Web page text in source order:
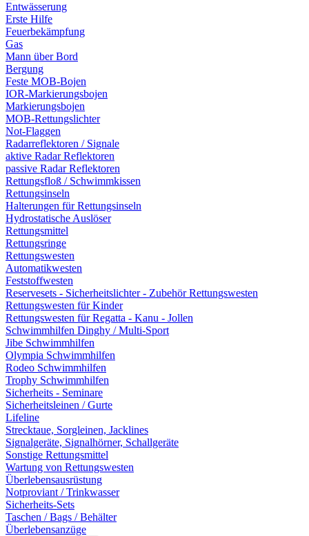
Entwässerung
Erste Hilfe
Feuerbekämpfung
Gas
Mann über Bord
Bergung
Feste MOB-Bojen
IOR-Markierungsbojen
Markierungsbojen
MOB-Rettungslichter
Not-Flaggen
Radarreflektoren / Signale
aktive Radar Reflektoren
passive Radar Reflektoren
Rettungsfloß / Schwimmkissen
Rettungsinseln
Halterungen für Rettungsinseln
Hydrostatische Auslöser
Rettungsmittel
Rettungsringe
Rettungswesten
Automatikwesten
Feststoffwesten
Reservesets - Sicherheitslichter - Zubehör Rettungswesten
Rettungswesten für Kinder
Rettungswesten für Regatta - Kanu - Jollen
Schwimmhilfen Dinghy / Multi-Sport
Jibe Schwimmhilfen
Olympia Schwimmhilfen
Rodeo Schwimmhilfen
Trophy Schwimmhilfen
Sicherheits - Seminare
Sicherheitsleinen / Gurte
Lifeline
Strecktaue, Sorgleinen, Jacklines
Signalgeräte, Signalhörner, Schallgeräte
Sonstige Rettungsmittel
Wartung von Rettungswesten
Überlebensausrüstung
Notproviant / Trinkwasser
Sicherheits-Sets
Taschen / Bags / Behälter
Überlebensanzüge